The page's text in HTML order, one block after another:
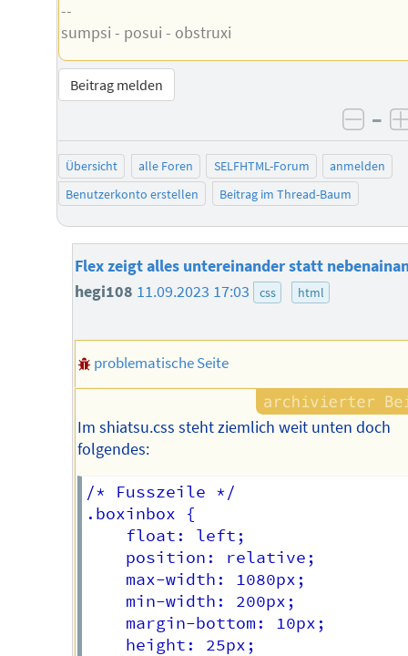
--
sumpsi - posui - obstruxi
Beitrag melden
–
Übersicht alle Foren SELFHTML-Forum
anmelden
Benutzerkonto erstellen
Beitrag im Thread-Baum
Flex zeigt alles untereinander statt
hegi108 11.09.2023 17:03 css html
problematische Seite
Im shiatsu.css steht ziemlich weit unten doch
folgendes:
/* Fusszeile */
.boxinbox {
    float: left;
    position: relative;
    max-width: 1080px;
    min-width: 200px;
    margin-bottom: 10px;